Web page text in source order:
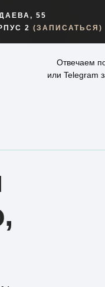
55
2 (ЗАПИСАТЬСЯ)
Отвечаем
или Telegram